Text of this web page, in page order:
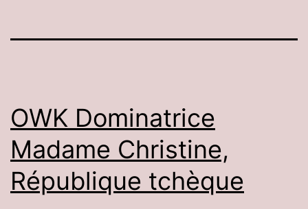
OWK Dominatrice
Madame Christine,
République tchèque